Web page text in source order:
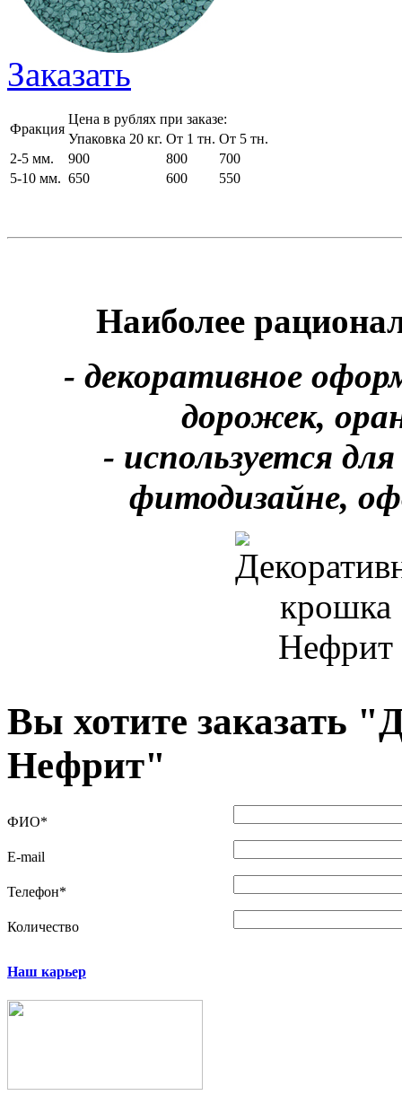
Заказать
Фракция
Цена в рублях при заказе:
Упаковка 20 кг. От 1 тн. От 5 тн.
2-5 мм.
900 800
700
5-10 мм. 650 600 550
Наиболее
- декоративное
дорожек,
- используется
фитодизайне,
Вы хотите заказать "
Нефрит"
ФИО*
E-mail
Телефон*
Количество
Наш карьер